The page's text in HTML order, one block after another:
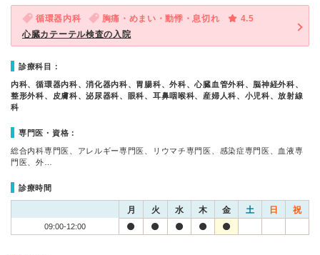
循環器内科 胸痛・めまい・動悸・息切れ
4.5
心臓カテーテル検査の入院
診療科目：
内科、循環器内科、消化器内科、胃腸科、外科、心臓血管外科、脳神経外科、
整形外科、皮膚科、泌尿器科、眼科、耳鼻咽喉科、産婦人科、小児科、放射線
科
専門医・資格：
総合内科専門医、アレルギー専門医、リウマチ専門医、感染症専門医、血液専
門医、外…
診療時間
月 火 水 木 金 土 日 祝
09:00-12:00